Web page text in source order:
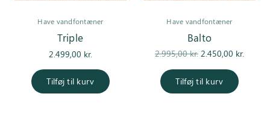
Have vandfontæner
Triple
2.499,00 kr.
Tilføj til kurv
Have vandfontæner
Balto
2.995,00kr.
Den
pris var:
2.995,00 kr..
2.450,00 kr.
Tilføj til kurv